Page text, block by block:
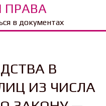
ПРАВА
в документах
В
ИЗ ЧИСЛА